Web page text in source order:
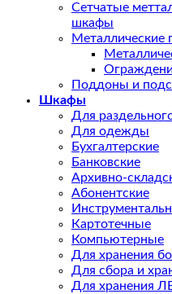
Сетчатые
шкафы
Металлические
Поддоны и
Шкафы
Для
Для одежды
Бухгалтерские
Банковские
Архивно-
Абонентские
Картотечные
Компьютерные
Для хранения
Для сбора и
Для хранения